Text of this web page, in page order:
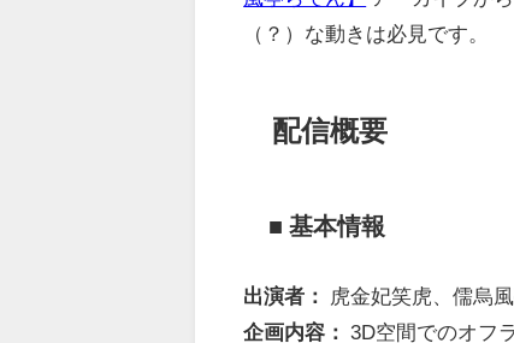
（？）な動きは必見です。
配信概要
■ 基本情報
出演者：
虎金妃笑虎、儒烏風
企画内容： 3D空間でのオフ